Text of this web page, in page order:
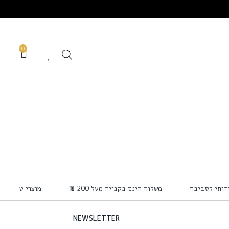
0
לסביבה משלוח חינם בקנייה מעל 200 ₪ מוצרי
NEWSLETTER